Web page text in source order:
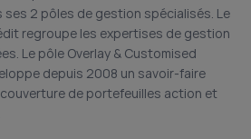
ses 2 pôles de gestion spécialisés. Le
regroupe les expertises de gestion
Le pôle Overlay & Customised
depuis 2008 un savoir-faire
de portefeuilles action et